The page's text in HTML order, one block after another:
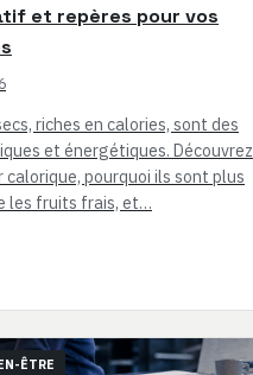
et repères pour vos
riches en calories, sont des
et énergétiques. Découvrez
calorique, pourquoi ils sont plus
les fruits frais, et…
ÊTRE